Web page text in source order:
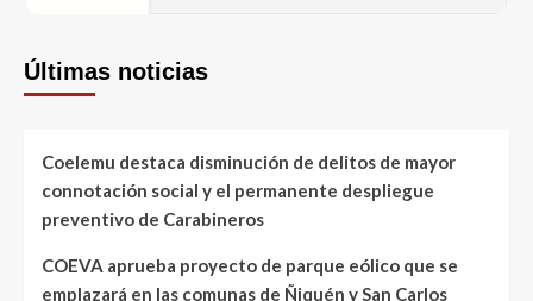
Últimas noticias
Coelemu destaca disminución de delitos de mayor
connotación social y el permanente despliegue
preventivo de Carabineros
COEVA aprueba proyecto de parque eólico que se
emplazará en las comunas de Ñiquén y San Carlos